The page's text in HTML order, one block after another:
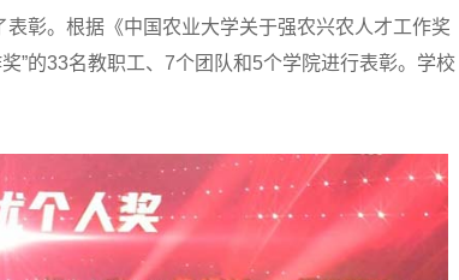
彰。根据《中国农业大学关于强农兴农人才工作奖
”的33名教职工、7个团队和5个学院进行表彰。学校